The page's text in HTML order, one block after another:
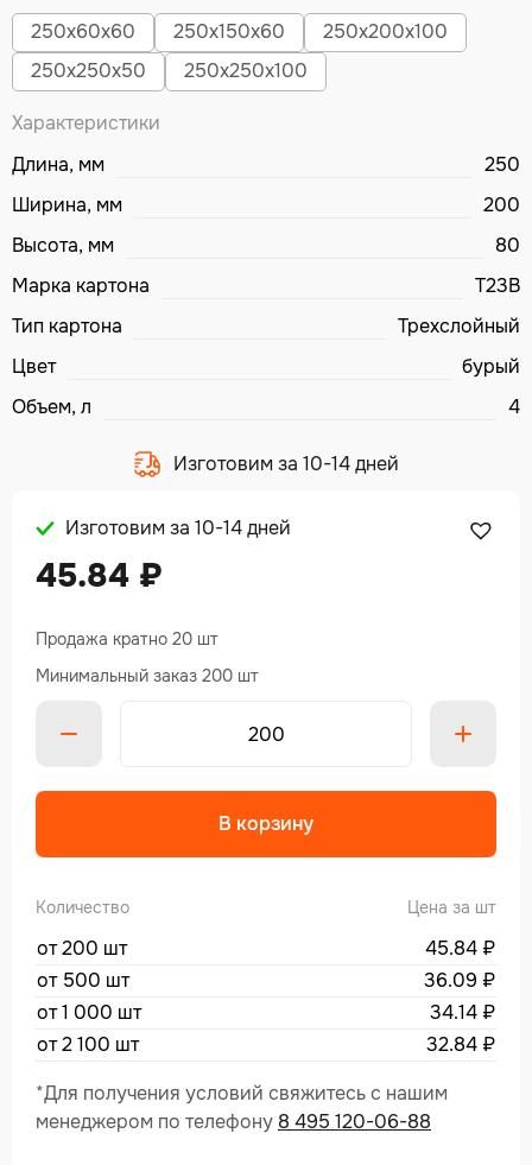
250х60х60
250х150х60
250х200х100
250х250х50
250х250х100
Характеристики
Длина, мм
250
Ширина, мм
200
Высота, мм
80
Марка картона
Т23В
Тип картона
Трехслойный
Цвет
бурый
Объем, л
4
Изготовим за 10-14 дней
Изготовим за 10-14 дней
45.84 ₽
Продажа кратно 20 шт
Минимальный заказ 200 шт
В корзину
Количество Цена за шт
от 200 шт 45.84 ₽
от 500 шт
36.09 ₽
от 1 000 шт
34.14 ₽
от 2 100 шт
32.84 ₽
*Для получения условий свяжитесь с нашим
менеджером по телефону 8 495 120-06-88